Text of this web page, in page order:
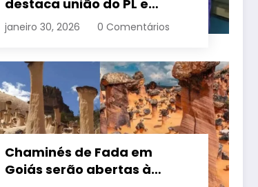
destaca união do PL e
consolidação de apoio a
Maycon Tombini em Jataí
janeiro 30, 2026 0 Comentários
Chaminés de Fada em
Goiás serão abertas à